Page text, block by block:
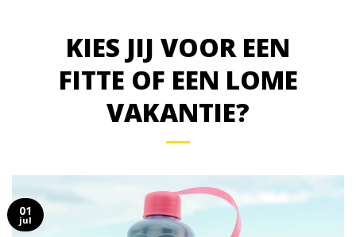
KIES JIJ VOOR EEN
FITTE OF EEN LOME
VAKANTIE?
01
jul